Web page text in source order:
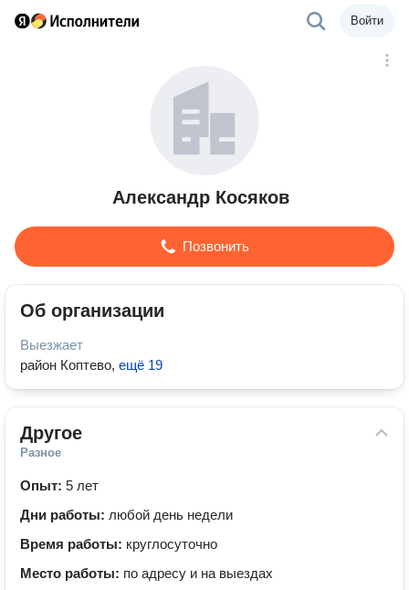
Войти
Александр Косяков
Позвонить
Об организации
Выезжает
район Коптево, ещё 19
Другое
Разное
Опыт: 5 лет
Дни работы: любой день недели
Время работы: круглосуточно
Место работы: по адресу и на выездах